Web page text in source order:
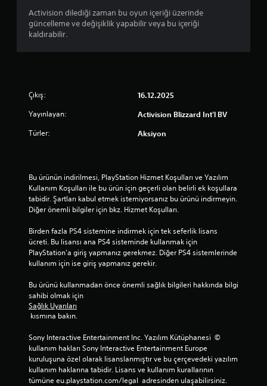
Activision dilediği zaman bu oyun içeriği üzerinde
güncelleme ve değişiklik yapabilir veya bu içeriği
kaldırabilir.
Çıkış: 16.12.2025
Yayınlayan: Activision Blizzard Int'l BV
Türler: Aksiyon
Bu ürünün indirilmesi, PlayStation Hizmet Koşulları ve Yazılım
Kullanım Koşulları ile bu ürün için geçerli olan belirli ek koşullara
tabidir. Şartları kabul etmek istemiyorsanız bu ürünü indirmeyin.
Diğer önemli bilgiler için bkz. Hizmet Koşulları.
Birden fazla PS4 sistemine indirmek için tek seferlik lisans
ücreti. Bu lisansı ana PS4 sisteminde kullanmak için
PlayStation'a giriş yapmanız gerekmez. Diğer PS4 sistemlerinde
kullanım için ise giriş yapmanız gerekir.
Bu ürünü kullanmadan önce önemli sağlık bilgileri hakkında bilgi
sahibi olmak için
Sağlık Uyarıları
kısmına bakın.
Sony Interactive Entertainment Inc. Yazılım Kütüphanesi  ©
kullanım hakları Sony Interactive Entertainment Europe
kuruluşuna özel olarak lisanslanmıştır ve bu çerçevedeki yazılım
kullanım haklarına tabidir. Lisans ve kullanım kurallarının
tümüne eu.playstation.com/legal  adresinden ulaşabilirsiniz.